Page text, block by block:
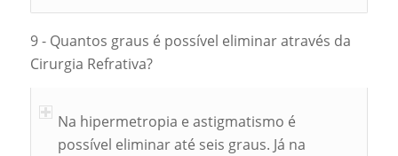
9 - Quantos graus é possível eliminar através da
Cirurgia Refrativa?
Na hipermetropia e astigmatismo é
possível eliminar até seis graus. Já na